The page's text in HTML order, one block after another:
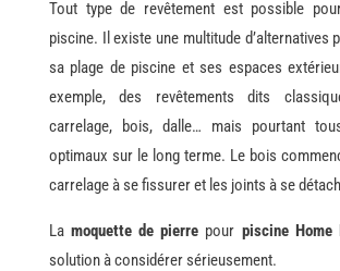
Tout type de revêtement est possible
piscine. Il existe une multitude d’alternatives
sa plage de piscine et ses espaces
exemple, des revêtements dits
carrelage, bois, dalle… mais pourtant
optimaux sur le long terme. Le bois
carrelage à se fissurer et les joints à se
La moquette de pierre pour piscine Home
solution à considérer sérieusement.